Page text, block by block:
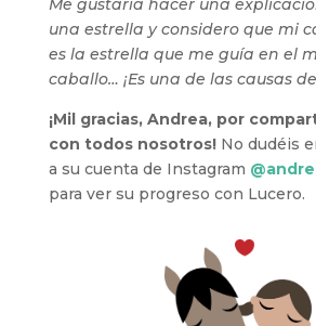
Me gustaría hacer una
una estrella y considero que mi
es la estrella que me guía en el
caballo… ¡Es una de las causas
¡Mil gracias, Andrea, por
con todos nosotros!No dudéis
a su cuenta de Instagram
para ver su progreso con Lucero.